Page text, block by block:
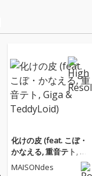
化けの皮 (feat. こぼ・
かなえる, 重音テト, Gig
a & TeddyLoid)
MAISONdes